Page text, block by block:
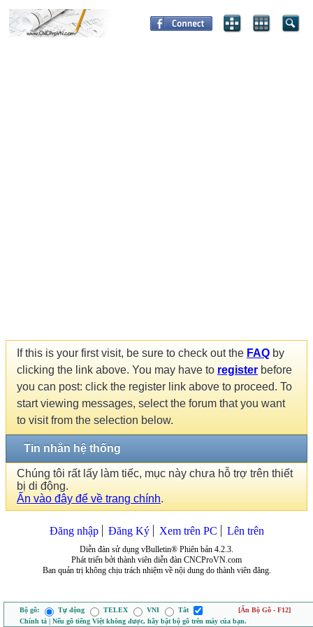
If this is your first visit, be sure to check out the FAQ by
clicking the link above. You may have to register before
you can post: click the register link above to proceed. To
start viewing messages, select the forum that you want
to visit from the selection below.
Tin nhắn hệ thống
Chúng tôi rất lấy làm tiếc, mục này chưa hỗ trợ trên thiết
bị di động.
Ấn vào đây để về trang chính.
Đăng nhập Đăng Ký Xem trên PC Lên trên
Diễn đàn sử dụng vBulletin® Phiên bản 4.2.3.
Phát triển bởi thành viên diễn đàn CNCProVN.com
Ban quản trị không chịu trách nhiệm về nội dung do thành viên đăng.
Bộ gõ: Tự động TELEX VNI Tắt
[Ẩn Bộ Gõ - F12]
Chính tả | Nếu gõ tiếng Việt không được, hãy bật bộ gõ trên máy của bạn.